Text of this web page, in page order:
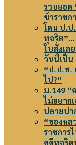
รวบยอด
ข้าราชก
โดน ป.ป
ทุจริต”…
ใบสั่งเล
วันนี้เป็น
“ป.ป.ช.
ไป?”
ม.149 “
ไม่อยาก
ปลายปา
“ของหล
ราชการ
คดีทุจริ